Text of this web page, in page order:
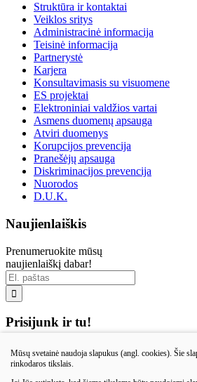
Struktūra ir kontaktai
Veiklos sritys
Administracinė informacija
Teisinė informacija
Partnerystė
Karjera
Konsultavimasis su visuomene
ES projektai
Elektroniniai valdžios vartai
Asmens duomenų apsauga
Atviri duomenys
Korupcijos prevencija
Pranešėjų apsauga
Diskriminacijos prevencija
Nuorodos
D.U.K.
Naujienlaiškis
Prenumeruokite mūsų
naujienlaiškį dabar!

Prisijunk ir tu!
Mūsų svetainė naudoja slapukus (angl. cookies). Šie
rinkodaros tikslais.